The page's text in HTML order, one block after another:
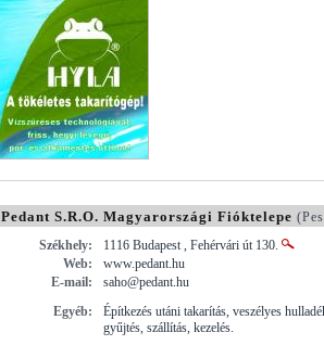
Pedant S.R.O. Magyarországi Fióktelepe
Székhely:
1116 Budapest , Fehérvári út 130.
Web:
www.pedant.hu
E-mail:
saho@pedant.hu
Egyéb:
Építkezés utáni takarítás, veszélyes
gyűjtés, szállítás, kezelés.